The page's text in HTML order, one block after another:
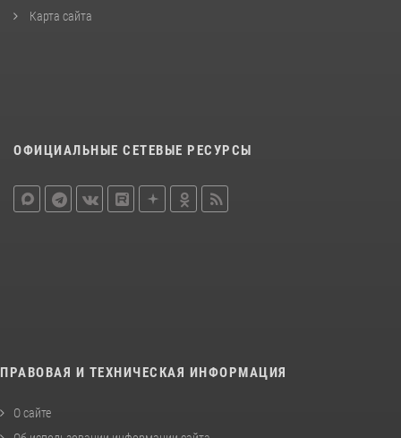
Карта сайта
ОФИЦИАЛЬНЫЕ СЕТЕВЫЕ РЕСУРСЫ
ПРАВОВАЯ И ТЕХНИЧЕСКАЯ ИНФОРМАЦИЯ
О сайте